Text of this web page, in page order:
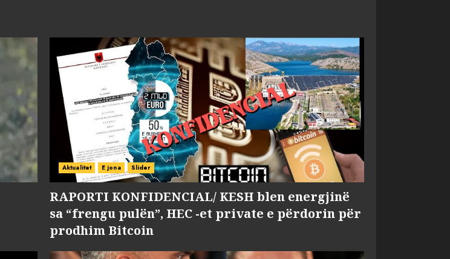
Aktualitet E jona Slider
RAPORTI KONFIDENCIAL/ KESH blen energjinë
sa “frengu pulën”, HEC -et private e përdorin për
prodhim Bitcoin